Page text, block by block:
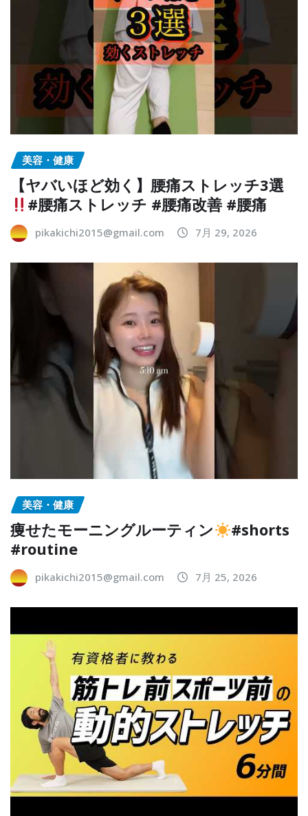
美容・健康
【ヤバいほど効く】腰痛ストレッチ3選
#腰痛ストレッチ #腰痛改善 #腰痛
pikakichi2015@gmail.com 7月 29, 2026
美容・健康
痩せたモーニングルーティン
#shorts
#routine
pikakichi2015@gmail.com 7月 25, 2026